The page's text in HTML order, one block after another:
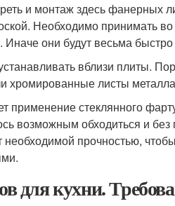
и монтаж здесь
Необходимо принимать
они будут весьма быстро
вблизи плиты.
хромированные листы
применение стеклянного
возможным обходиться и
прочностью,
для кухни.